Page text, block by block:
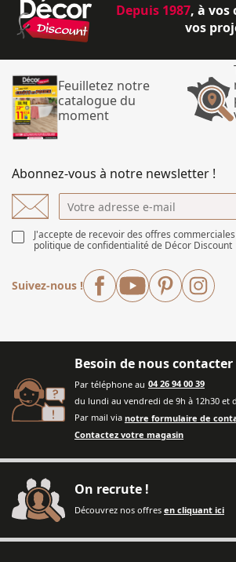
Depuis 1987, à vos
vos
Feuilletez notre
catalogue du
moment
Abonnez-vous à notre newsletter !
J'accepte de recevoir des offres
politique de confidentialité de Décor Discount
Suivez-nous !
FacebookYouTubePinterest
Besoin de nous contacter
Par téléphone au 04 26 94 00 39
du lundi au vendredi de 9h à 12h30 et
Par mail via notre formulaire de
Contactez votre magasin
On recrute !
Découvrez nos offres en cliquant ici